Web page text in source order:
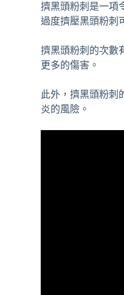
擠黑頭粉刺是一項
過度擠壓黑頭粉刺
擠黑頭粉刺的次數
更多的傷害。
此外，擠黑頭粉刺
炎的風險。